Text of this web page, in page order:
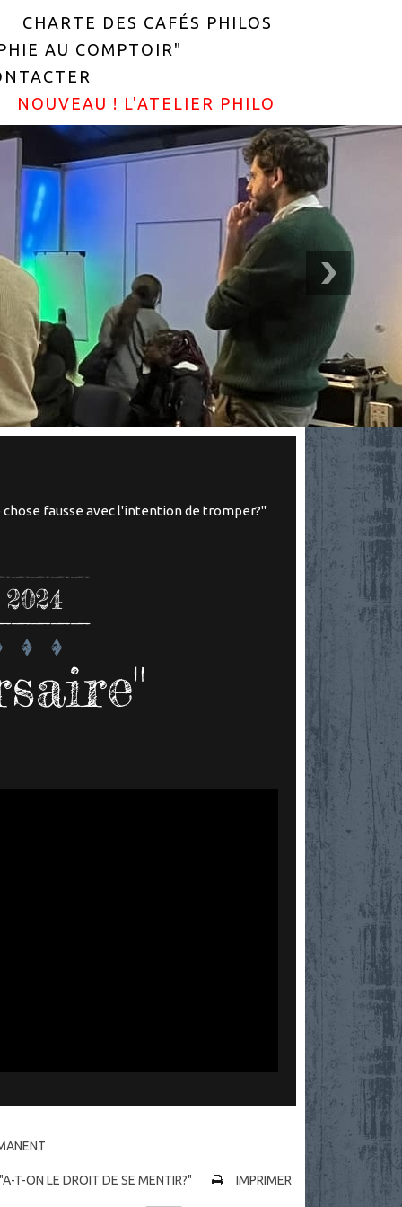
CHARTE DES CAFÉS PHILOS
AU COMPTOIR"
NOUVEAU ! L'ATELIER PHILO
fausse avec l'intention de tromper?"
T-ON LE DROIT DE SE MENTIR?" IMPRIMER